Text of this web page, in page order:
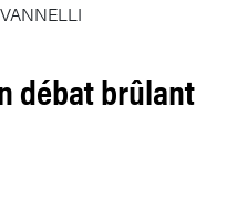
débat brûlant